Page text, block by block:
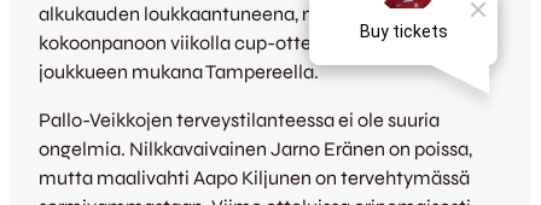
alkukauden loukkaantuneena, mutta palasi
kokoonpanoon viikolla cup-ottelussa ja lienee
joukkueen mukana Tampereella.
Pallo-Veikkojen terveystilanteessa ei ole suuria
ongelmia. Nilkkavaivainen Jarno Eränen on poissa,
mutta maalivahti Aapo Kiljunen on tervehtymässä